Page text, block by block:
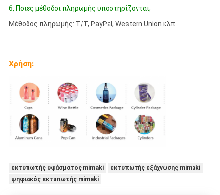
6, Ποιες μέθοδοι πληρωμής υποστηρίζονται;
Μέθοδος πληρωμής: T/T, PayPal, Western Union κλπ.
Χρήση:
εκτυπωτής υφάσματος mimaki
εκτυπωτής εξάχνωσης mimaki
ψηφιακός εκτυπωτής mimaki